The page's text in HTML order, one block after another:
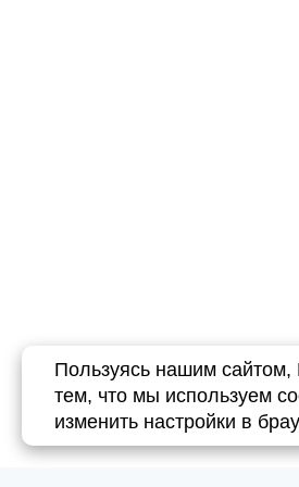
Пользуясь нашим сайтом,
тем, что мы используем
изменить настройки в